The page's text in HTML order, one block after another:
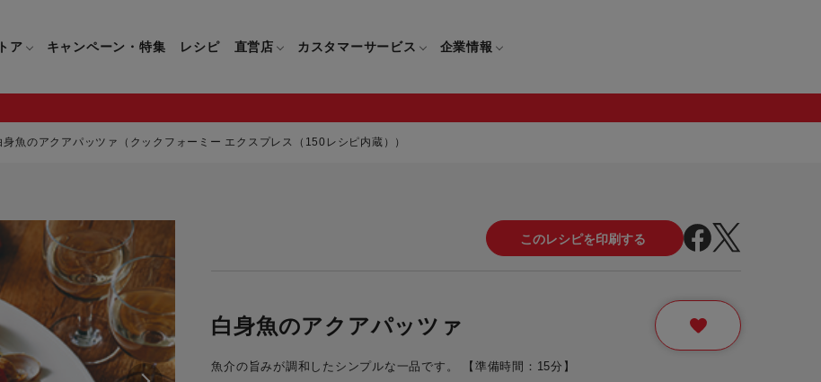
パン・鍋
イパン・鍋
フライパン・鍋
すべてのキッチン用品
キッチンナイフ(包丁)
マルチみじん切り器
保存容器
ドリンクウェア
ハンドブレンダー
フードプロセッサー
ア
すべてのキッチン用品一覧
キッチンナイフ(包丁)一覧
マルチみじん切り器一覧
保存容器一覧
ドリンクウェア一覧
ハンドブレンダー一覧
フードプロセッサー一覧
ギフト・プレゼント特集
キャンペーン・特集 レシピ 直営店
直営店限定製品一覧
カスタマーサービス
製品についてのよくあるご質問
ご購入についてのよくあるご質問
ティファール会員に関するよくある
ご質問
保証について
企業情報
ティファールについて
CM・ブランド動画
身魚のアクアパッツァ（クックフォーミー エクスプレス（150レシピ内蔵））
白身魚のアクアパッツァ
魚介の旨みが調和したシンプルな一品です。 【準備時間：15分】